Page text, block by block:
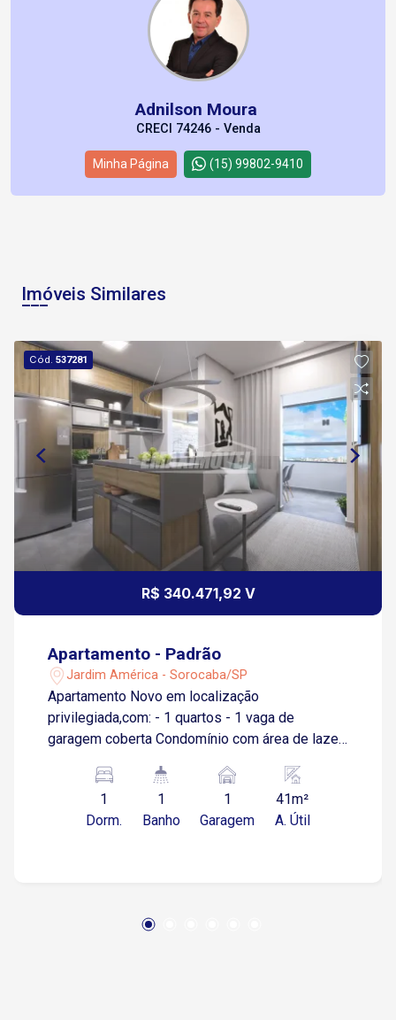
Adnilson Moura
CRECI 74246 - Venda
Minha Página (15) 99802-9410
Imóveis Similares
Cód.537281
R$ 340.471,92 V
Apartamento - Padrão
Jardim América - Sorocaba/SP
Apartamento Novo em localização
privilegiada,com: - 1 quartos - 1 vaga de
garagem coberta Condomínio com área de lazer
jogos, academia, petshop e etc...
1
Dorm.
1
Banho
1
Garagem
41m²
A. Útil